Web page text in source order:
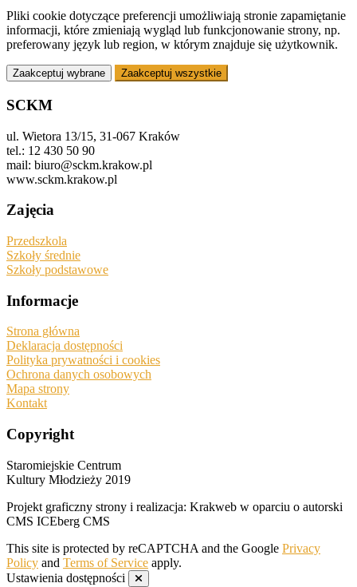
Pliki cookie dotyczące preferencji umożliwiają stronie zapamiętanie
informacji, które zmieniają wygląd lub funkcjonowanie strony, np.
preferowany język lub region, w którym znajduje się użytkownik.
Zaakceptuj wybrane Zaakceptuj wszystkie
SCKM
ul. Wietora 13/15, 31-067 Kraków
tel.: 12 430 50 90
mail: biuro@sckm.krakow.pl
www.sckm.krakow.pl
Zajęcia
Przedszkola
Szkoły średnie
Szkoły podstawowe
Informacje
Strona główna
Deklaracja dostępności
Polityka prywatności i cookies
Ochrona danych osobowych
Mapa strony
Kontakt
Copyright
Staromiejskie Centrum
Kultury Młodzieży 2019
Projekt graficzny strony i realizacja: Krakweb w oparciu o autorski
CMS ICEberg CMS
This site is protected by reCAPTCHA and the Google Privacy
Policy and Terms of Service apply.
Ustawienia dostępności